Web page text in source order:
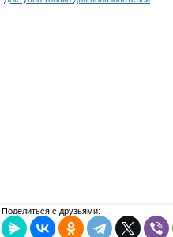
Поделиться с друзьями: